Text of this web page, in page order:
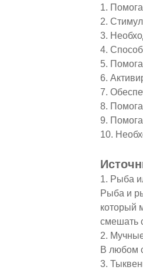
1.
2.
3.
4.
5.
6.
7.
8.
9.
10.
1. Рыба
Рыба и
который
смешать
2.
В любом
3.